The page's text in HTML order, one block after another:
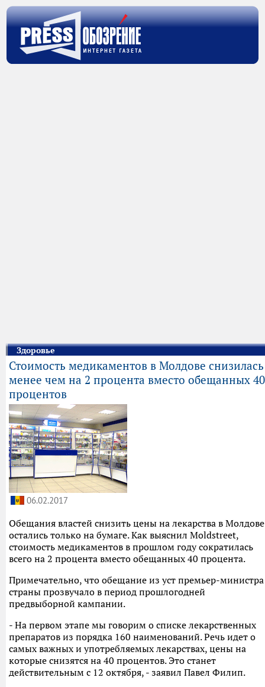
Здоровье
Стоимость медикаментов в Молдове снизилась
менее чем на 2 процента вместо обещанных 40
процентов
06.02.2017
Обещания властей снизить цены на лекарства в Молдове
остались только на бумаге. Как выяснил Moldstreet,
стоимость медикаментов в прошлом году сократилась
всего на 2 процента вместо обещанных 40 процента.
Примечательно, что обещание из уст премьер-министра
страны прозвучало в период прошлогодней
предвыборной кампании.
- На первом этапе мы говорим о списке лекарственных
препаратов из порядка 160 наименований. Речь идет о
самых важных и употребляемых лекарствах, цены на
которые снизятся на 40 процентов. Это станет
действительным с 12 октября, - заявил Павел Филип.